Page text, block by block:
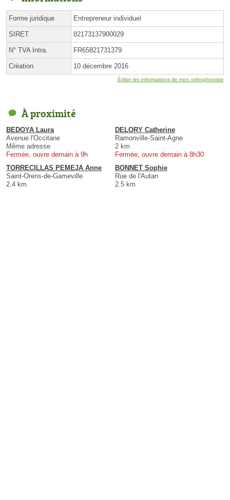
Forme juridique Entrepreneur individuel
SIRET 82173137900029
N° TVA Intra. FR65821731379
Création 10 décembre 2016
Éditer les informations de mon orthophoniste
À proximité
BEDOYA Laura
Avenue l'Occitane
Même adresse
Fermée, ouvre demain à 9h
DELORY Catherine
Ramonville-Saint-Agne
2 km
Fermée, ouvre demain à 8h30
TORRECILLAS PEMEJA Anne
Saint-Orens-de-Gameville
2.4 km
BONNET Sophie
Rue de l'Autan
2.5 km